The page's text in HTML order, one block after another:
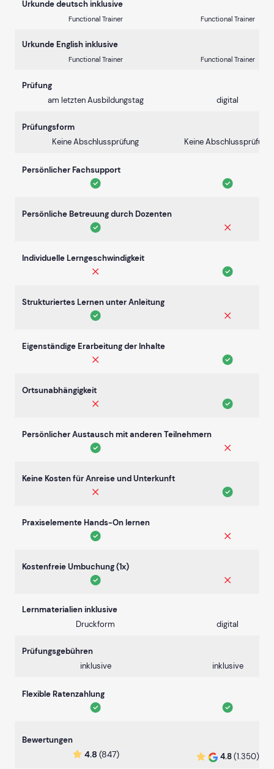
Urkunde deutsch inklusive
Functional Trainer Functional Trainer
Urkunde English inklusive
Functional Trainer Functional Trainer
Prüfung
am letzten Ausbildungstag
digital
Prüfungsform
Keine Abschlussprüfung
Keine Abschlussprüfung
Persönlicher Fachsupport
Persönliche Betreuung durch Dozenten
Individuelle Lerngeschwindigkeit
Strukturiertes Lernen unter Anleitung
Eigenständige Erarbeitung der Inhalte
Ortsunabhängigkeit
Persönlicher Austausch mit anderen Teilnehmern
Keine Kosten für Anreise und Unterkunft
Praxiselemente Hands-On lernen
Kostenfreie Umbuchung (1x)
Lernmaterialien inklusive
Druckform
digital
Prüfungsgebühren
inklusive
inklusive
Flexible Ratenzahlung
Bewertungen
4.8 (847) 4.8(1.350)